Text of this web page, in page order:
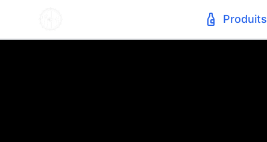
Produits